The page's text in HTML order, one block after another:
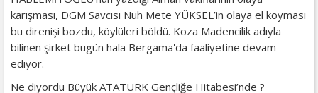
karışması, DGM Savcısı Nuh Mete YÜKSEL’in olaya el koyması
bu direnişi bozdu, köylüleri böldü. Koza Madencilik adıyla
bilinen şirket bugün hala Bergama'da faaliyetine devam
ediyor.
Ne diyordu Büyük ATATÜRK Gençliğe Hitabesi’nde ?